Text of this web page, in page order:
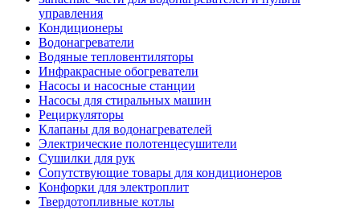
управления
Кондиционеры
Водонагреватели
Водяные тепловентиляторы
Инфракрасные обогреватели
Насосы и насосные станции
Насосы для стиральных машин
Рециркуляторы
Клапаны для водонагревателей
Электрические полотенцесушители
Сушилки для рук
Сопутствующие товары для кондиционеров
Конфорки для электроплит
Твердотопливные котлы